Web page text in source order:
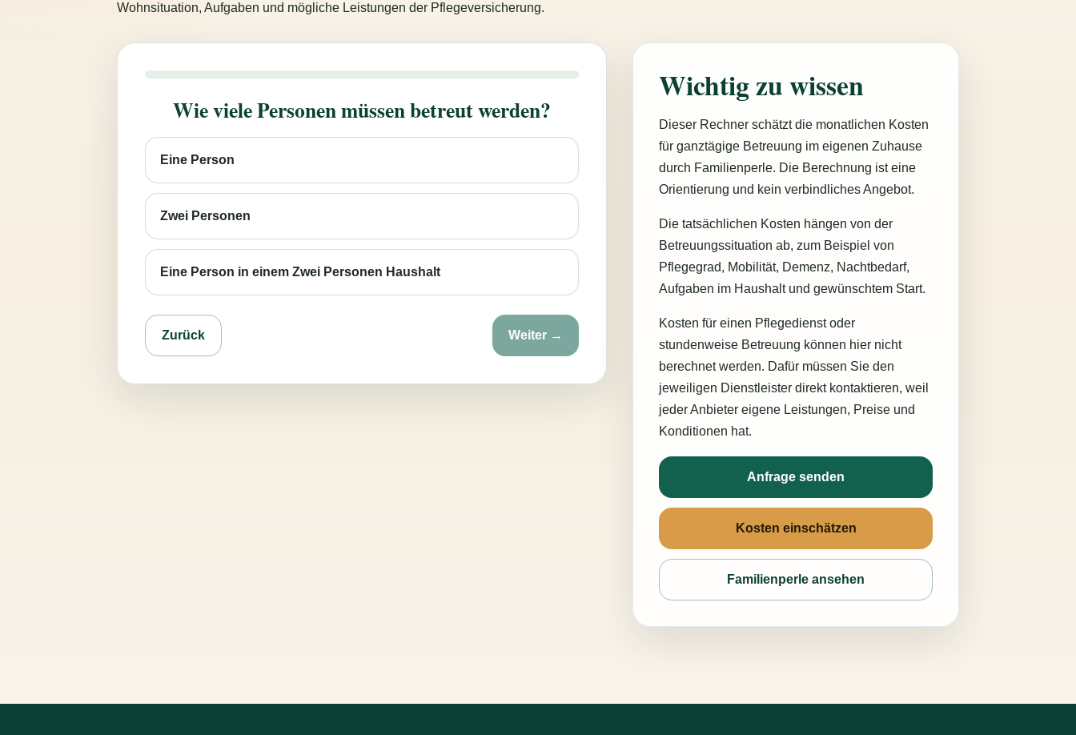
Wohnsituation, Aufgaben und mögliche Leistungen der Pflegeversicherung.
Wie viele Personen müssen betreut werden?
Eine Person
Zwei Personen
Eine Person in einem Zwei Personen Haushalt
Zurück Weiter →
Wichtig zu wissen
Dieser Rechner schätzt die monatlichen Kosten
für ganztägige Betreuung im eigenen Zuhause
durch Familienperle. Die Berechnung ist eine
Orientierung und kein verbindliches Angebot.
Die tatsächlichen Kosten hängen von der
Betreuungssituation ab, zum Beispiel von
Pflegegrad, Mobilität, Demenz, Nachtbedarf,
Aufgaben im Haushalt und gewünschtem Start.
Kosten für einen Pflegedienst oder
stundenweise Betreuung können hier nicht
berechnet werden. Dafür müssen Sie den
jeweiligen Dienstleister direkt kontaktieren, weil
jeder Anbieter eigene Leistungen, Preise und
Konditionen hat.
Anfrage senden
Kosten einschätzen
Familienperle ansehen